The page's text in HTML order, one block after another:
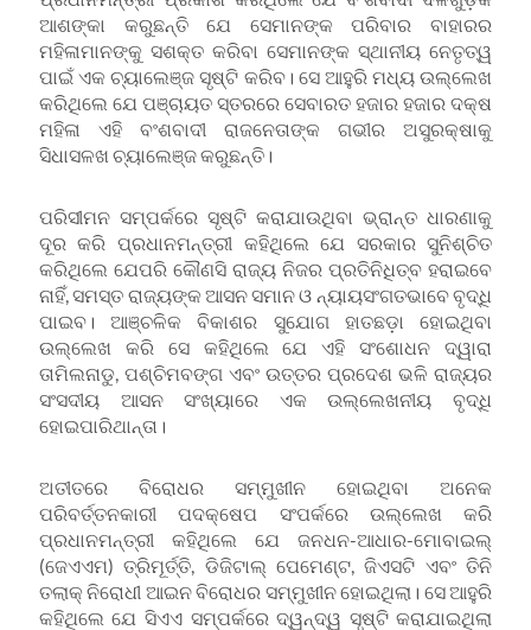
ଆଶଙ୍କା କରୁଛନ୍ତି ଯେ ସେମାନଙ୍କ ପରିବାର ବାହାରର
ମହିଳାମାନଙ୍କୁ ସଶକ୍ତ କରିବା ସେମାନଙ୍କ ସ୍ଥାନୀୟ ନେତୃତ୍ୱ
ପାଇଁ ଏକ ଚ୍ୟାଲେଞ୍ଜ ସୃଷ୍ଟି କରିବ। ସେ ଆହୁରି ମଧ୍ୟ ଉଲ୍ଲେଖ
କରିଥିଲେ ଯେ ପଞ୍ଚାୟତ ସ୍ତରରେ ସେବାରତ ହଜାର ହଜାର ଦକ୍ଷ
ମହିଳା ଏହି ବଂଶବାଦୀ ରାଜନେତାଙ୍କ ଗଭୀର ଅସୁରକ୍ଷାକୁ
ସିଧାସଳଖ ଚ୍ୟାଲେଞ୍ଜ କରୁଛନ୍ତି।
ପରିସୀମନ ସମ୍ପର୍କରେ ସୃଷ୍ଟି କରାଯାଉଥିବା ଭ୍ରାନ୍ତ ଧାରଣାକୁ
ଦୂର କରି ପ୍ରଧାନମନ୍ତ୍ରୀ କହିଥିଲେ ଯେ ସରକାର ସୁନିଶ୍ଚିତ
କରିଥିଲେ ଯେପରି କୌଣସି ରାଜ୍ୟ ନିଜର ପ୍ରତିନିଧିତ୍ବ ହରାଇବେ
ନାହିଁ, ସମସ୍ତ ରାଜ୍ୟଙ୍କ ଆସନ ସମାନ ଓ ନ୍ୟାୟସଂଗତଭାବେ ବୃଦ୍ଧି
ପାଇବ। ଆଞ୍ଚଳିକ ବିକାଶର ସୁଯୋଗ ହାତଛଡ଼ା ହୋଇଥିବା
ଉଲ୍ଲେଖ କରି ସେ କହିଥିଲେ ଯେ ଏହି ସଂଶୋଧନ ଦ୍ୱାରା
ତାମିଲନାଡୁ, ପଶ୍ଚିମବଙ୍ଗ ଏବଂ ଉତ୍ତର ପ୍ରଦେଶ ଭଳି ରାଜ୍ୟର
ସଂସଦୀୟ ଆସନ ସଂଖ୍ୟାରେ ଏକ ଉଲ୍ଲେଖନୀୟ ବୃଦ୍ଧି
ହୋଇପାରିଥାନ୍ତା।
ଅତୀତରେ ବିରୋଧର ସମ୍ମୁଖୀନ ହୋଇଥିବା ଅନେକ
ପରିବର୍ତ୍ତନକାରୀ ପଦକ୍ଷେପ ସଂପର୍କରେ ଉଲ୍ଲେଖ କରି
ପ୍ରଧାନମନ୍ତ୍ରୀ କହିଥିଲେ ଯେ ଜନଧନ-ଆଧାର-ମୋବାଇଲ୍
(ଜେଏଏମ) ତ୍ରିମୂର୍ତ୍ତି, ଡିଜିଟାଲ୍ ପେମେଣ୍ଟ, ଜିଏସଟି ଏବଂ ତିନି
ତଲାକ୍ ନିରୋଧୀ ଆଇନ ବିରୋଧର ସମ୍ମୁଖୀନ ହୋଇଥିଲା। ସେ ଆହୁରି
କହିଥିଲେ ଯେ ସିଏଏ ସମ୍ପର୍କରେ ଦ୍ୱନ୍ଦ୍ୱ ସୃଷ୍ଟି କରାଯାଇଥିଲା